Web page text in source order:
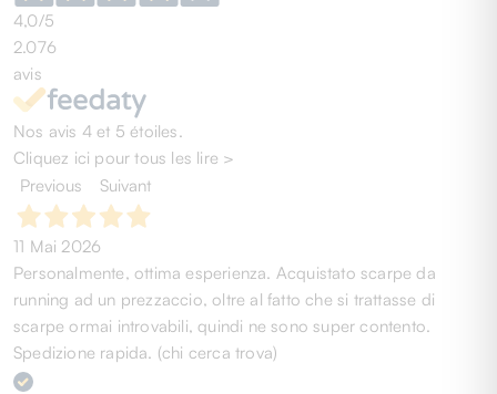
4,0/5
2.076
avis
Nos avis 4 et 5 étoiles.
Cliquez ici pour tous les lire >
Previous
Suivant
11 Mai 2026
Personalmente, ottima esperienza. Acquistato scarpe da
running ad un prezzaccio, oltre al fatto che si trattasse di
scarpe ormai introvabili, quindi ne sono super contento.
Spedizione rapida. (chi cerca trova)